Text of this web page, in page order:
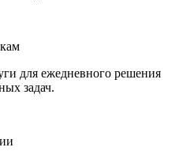
для ежедневного решения
задач.